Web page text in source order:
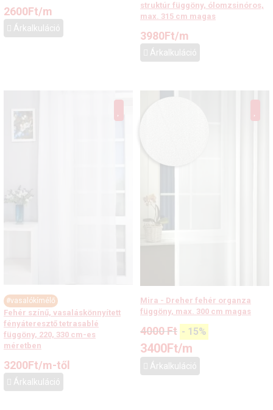
2600Ft/m
Árkalkuláció
struktúr függöny, ólomzsinóros,
max. 315 cm magas
3980Ft/m
Árkalkuláció
#vasalókímélő
Fehér színű, vasaláskönnyített
fényáteresztő tetrasablé
függöny, 220, 330 cm-es
méretben
3200Ft/m-től
Árkalkuláció
Mira - Dreher fehér organza
függöny, max. 300 cm magas
4000Ft - 15%
3400Ft/m
Árkalkuláció